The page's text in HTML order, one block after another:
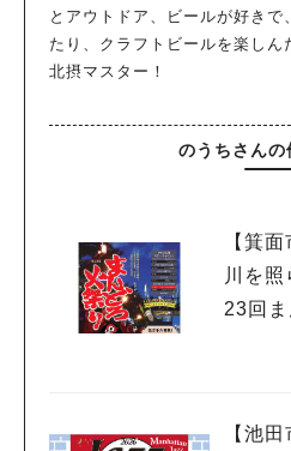
とアウトドア、ビールが好きで
たり、クラフトビールを楽しん
北摂マスター！
のうちさんの
【箕
川を
23回
【池